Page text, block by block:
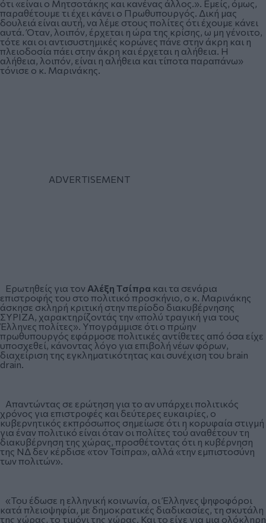
ότι «είναι ο Μητσοτάκης και κανένας άλλος.». Εμείς, όμως,
παραθέτουμε τι έχει κάνει ο Πρωθυπουργός. Δική μας
δουλειά είναι αυτή, να λέμε στους πολίτες ότι έχουμε κάνει
αυτά. Όταν, λοιπόν, έρχεται η ώρα της κρίσης, ω μη γένοιτο,
τότε και οι αντισυστημικές κορώνες πάνε στην άκρη και η
πλειοδοσία πάει στην άκρη και έρχεται η αλήθεια. Η
αλήθεια, λοιπόν, είναι η αλήθεια και τίποτα παραπάνω»
τόνισε ο κ. Μαρινάκης.
Ερωτηθείς για τον Αλέξη Τσίπρα και τα σενάρια
επιστροφής του στο πολιτικό προσκήνιο, ο κ. Μαρινάκης
άσκησε σκληρή κριτική στην περίοδο διακυβέρνησης
ΣΥΡΙΖΑ, χαρακτηρίζοντάς την «πολύ τραγική για τους
Έλληνες πολίτες». Υπογράμμισε ότι ο πρώην
πρωθυπουργός εφάρμοσε πολιτικές αντίθετες από όσα είχε
υποσχεθεί, κάνοντας λόγο για επιβολή νέων φόρων,
διαχείριση της εγκληματικότητας και συνέχιση του brain
drain.
Απαντώντας σε ερώτηση για το αν υπάρχει πολιτικός
χρόνος για επιστροφές και δεύτερες ευκαιρίες, ο
κυβερνητικός εκπρόσωπος σημείωσε ότι η κορυφαία στιγμή
για έναν πολιτικό είναι όταν οι πολίτες τού αναθέτουν τη
διακυβέρνηση της χώρας, προσθέτοντας ότι η κυβέρνηση
της ΝΔ δεν κέρδισε «τον Τσίπρα», αλλά «την εμπιστοσύνη
των πολιτών».
«Του έδωσε η ελληνική κοινωνία, οι Έλληνες ψηφοφόροι
κατά πλειοψηφία, με δημοκρατικές διαδικασίες, τη σκυτάλη
της χώρας, το τιμόνι της χώρας. Και το είχε για μια ολόκληρη